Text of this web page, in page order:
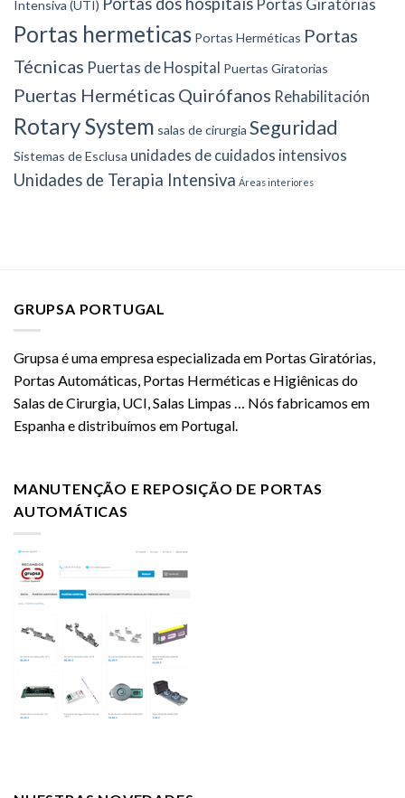
Intensiva (UTI)
Portas Giratórias
Portas hermeticas Portas Herméticas Portas
Técnicas Puertas de Hospital Puertas Giratorias
Puertas Herméticas Quirófanos Rehabilitación
Rotary System salas de cirurgia Seguridad
Sistemas de Esclusa unidades de cuidados intensivos
Unidades de Terapia Intensiva Áreas interiores
GRUPSA PORTUGAL
Grupsa é uma empresa especializada em Portas Giratórias,
Portas Automáticas, Portas Herméticas e Higiênicas do
Salas de Cirurgia, UCI, Salas Limpas … Nós fabricamos em
Espanha e distribuímos em Portugal.
MANUTENÇÃO E REPOSIÇÃO DE PORTAS
AUTOMÁTICAS